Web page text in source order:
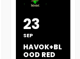
23
SEP
HAVOK+BL
OOD RED